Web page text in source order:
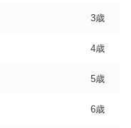
3歳
4歳
5歳
6歳